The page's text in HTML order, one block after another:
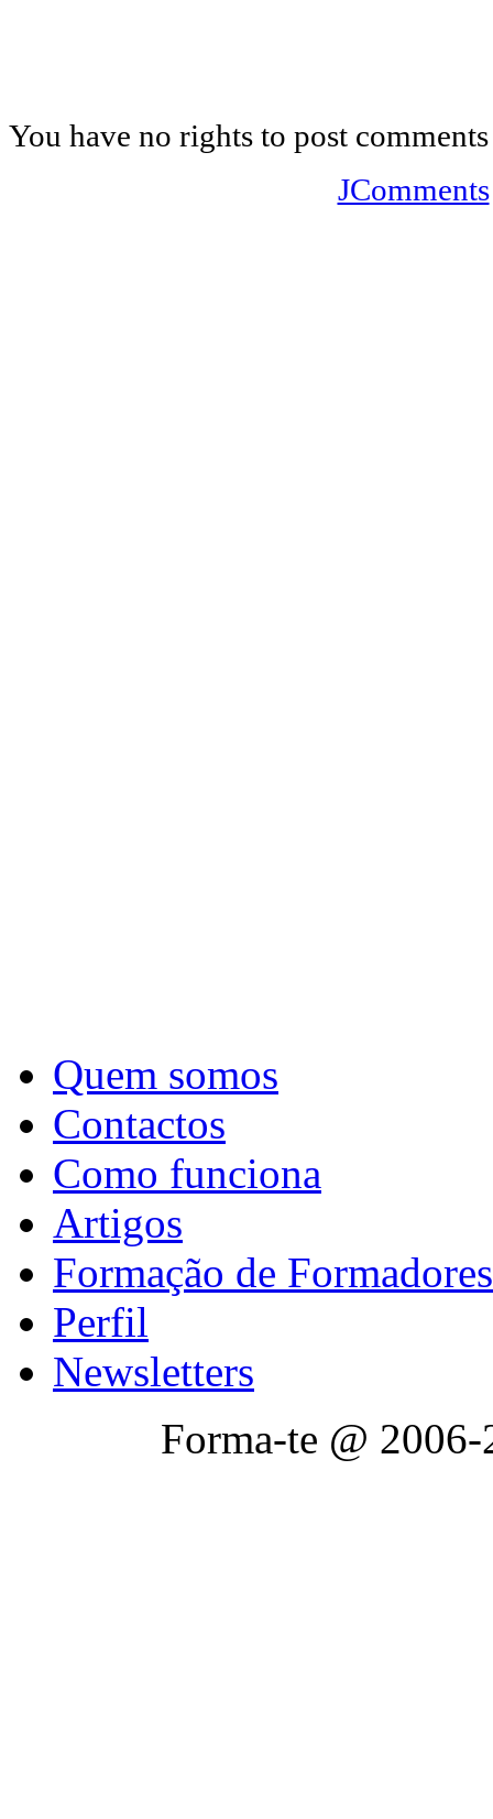
You have no rights to post comments
JComments
Quem somos
Contactos
Como funciona
Artigos
Formação de Formadores
Perfil
Newsletters
Forma-te @